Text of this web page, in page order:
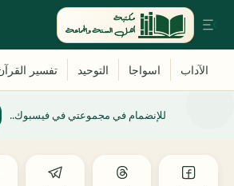
للإنضمام في مجموعتي في فيسبوك..